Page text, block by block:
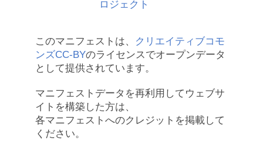
このマニフェストは、
クリエイティブコモ
ンズCC-BYのライセンスでオープンデータ
として提供されています。
マニフェストデータを再利用してウェブサ
イトを構築した方は、
各マニフェストへのクレジットを掲載して
ください。